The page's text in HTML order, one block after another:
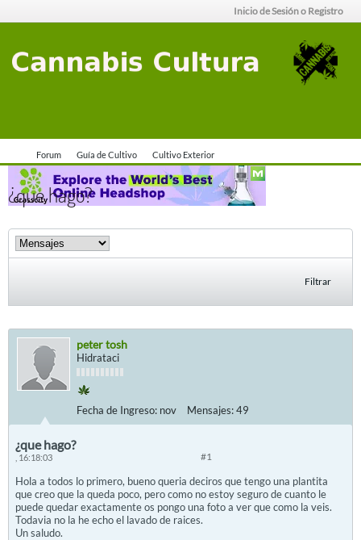
Inicio de Sesión o Registro
Forum Guía de Cultivo Cultivo Exterior
¿que hago?
Filtrar
peter tosh
Hidrataci
Fecha de Ingreso: nov Mensajes:49
#1
¿que hago?
, 16:18:03
Hola a todos lo primero, bueno queria deciros que tengo una plantita
que creo que la queda poco, pero como no estoy seguro de cuanto le
puede quedar exactamente os pongo una foto a ver que como la veis.
Todavia no la he echo el lavado de raices.
Un saludo.